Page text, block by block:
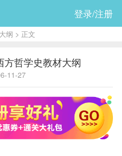
登录/注册
纲 > 正文
方哲学史教材大纲
11-27